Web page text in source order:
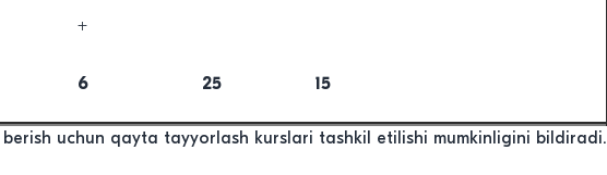
+
6 25 15
uchun qayta tayyorlash kurslari tashkil etilishi mumkinligini bildiradi.